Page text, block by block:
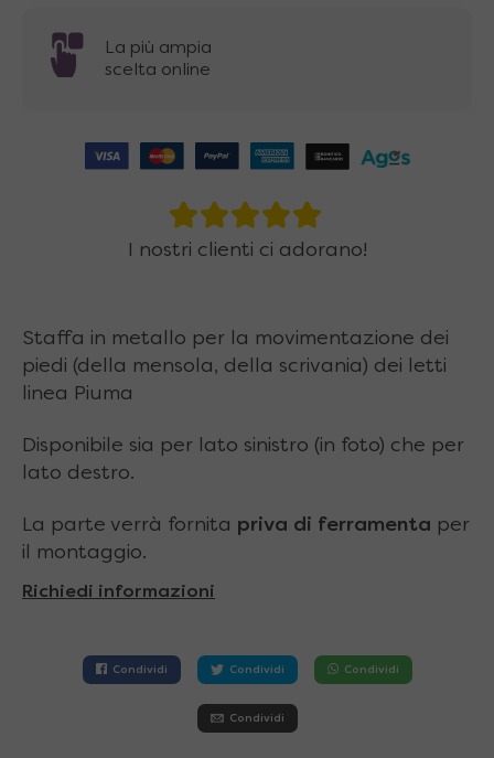
La più ampia
scelta online
I nostri clienti ci adorano!
Staffa in metallo per la movimentazione dei
piedi (della mensola, della scrivania) dei letti
linea Piuma
Disponibile sia per lato sinistro (in foto) che per
lato destro.
La parte verrà fornita priva di ferramenta per
il montaggio.
Richiedi informazioni
Condividi Condividi Condividi
Condividi